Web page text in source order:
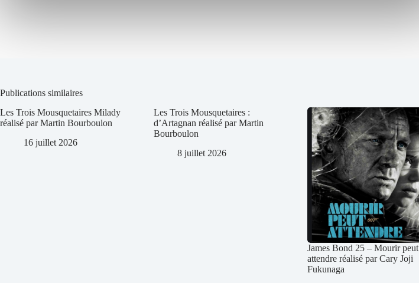
Publications similaires
Les Trois Mousquetaires Milady
réalisé par Martin Bourboulon
16 juillet 2026
Les Trois Mousquetaires :
d’Artagnan réalisé par Martin
Bourboulon
8 juillet 2026
James Bond 25 – Mourir peut
attendre réalisé par Cary Joji
Fukunaga